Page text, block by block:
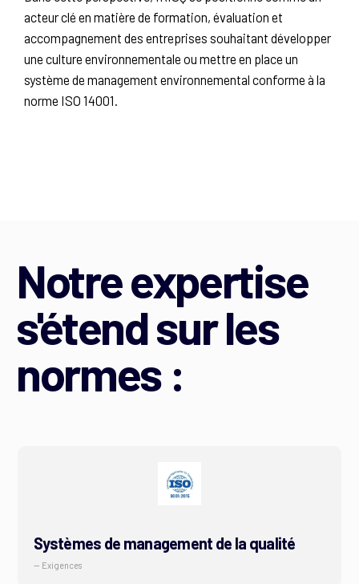
acteur clé en matière de formation, évaluation et
accompagnement des entreprises souhaitant développer
une culture environnementale ou mettre en place un
système de management environnemental conforme à la
norme ISO 14001.
Notre expertise
s'étend sur les
normes :
Systèmes de management de la qualité
— Exigences